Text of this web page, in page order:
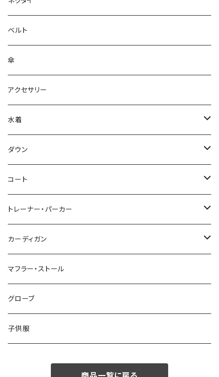
ベルト
傘
アクセサリー
水着
～44/S
46/M
48/L
50/XL～
ダウン
～44/S
46/M
48/L
50/XL～
コート
～44/S
46/M
48/L
50/XL～
トレーナー・パーカー
～44/S
46/M
48/L
50/XL～
カーディガン
～44/S
46/M
48/L
マフラー・ストール
グローブ
子供服